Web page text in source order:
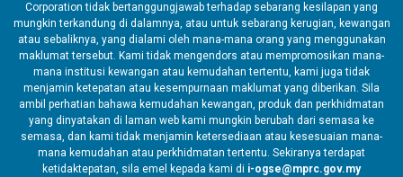
Corporation tidak bertanggungjawab terhadap sebarang kesilapan yang
mungkin terkandung di dalamnya, atau untuk sebarang kerugian, kewangan
atau sebaliknya, yang dialami oleh mana-mana orang yang menggunakan
maklumat tersebut. Kami tidak mengendors atau mempromosikan mana-
mana institusi kewangan atau kemudahan tertentu, kami juga tidak
menjamin ketepatan atau kesempurnaan maklumat yang diberikan. Sila
ambil perhatian bahawa kemudahan kewangan, produk dan perkhidmatan
yang dinyatakan di laman web kami mungkin berubah dari semasa ke
semasa, dan kami tidak menjamin ketersediaan atau kesesuaian mana-
mana kemudahan atau perkhidmatan tertentu. Sekiranya terdapat
ketidaktepatan, sila emel kepada kami di i-ogse@mprc.gov.my